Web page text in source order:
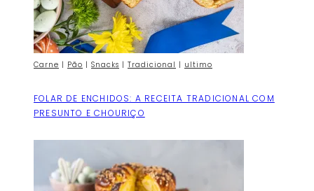
Carne | Pão | Snacks | Tradicional | ultimo
FOLAR DE ENCHIDOS: A RECEITA TRADICIONAL COM
PRESUNTO E CHOURIÇO